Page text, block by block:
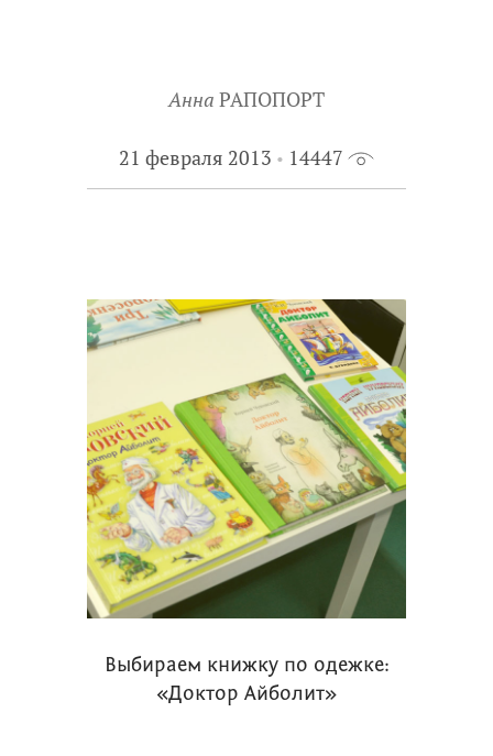
Анна РАПОПОРТ
21 февраля 2013 14447
Выбираем книжку по одежке:
«Доктор Айболит»